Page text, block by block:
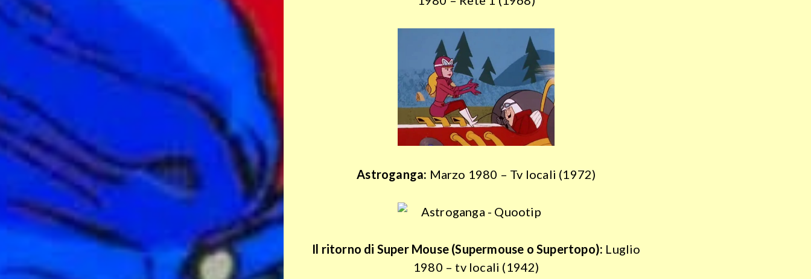
Astroganga: Marzo 1980 – Tv locali (1972)
Il ritorno di Super Mouse (Supermouse o Supertopo): Luglio
1980 – tv locali (1942)